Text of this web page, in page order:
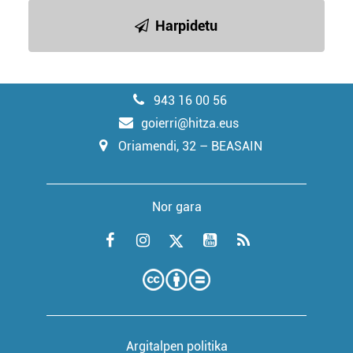
Harpidetu
943 16 00 56
goierri@hitza.eus
Oriamendi, 32 – BEASAIN
Nor gara
Argitalpen politika